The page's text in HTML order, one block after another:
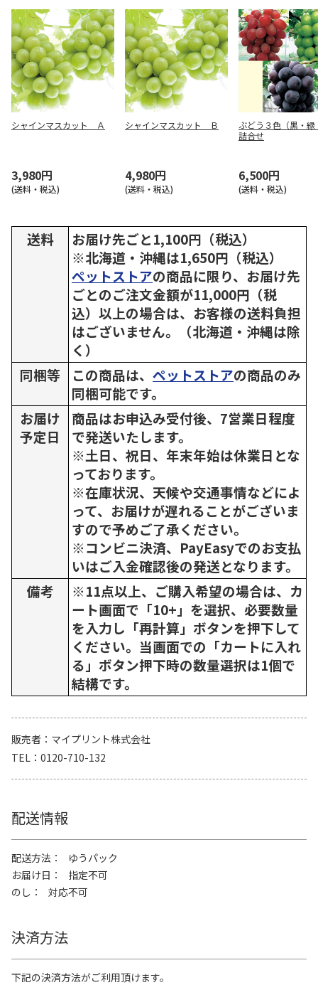
シャインマスカット Ａ
3,980円
(送料・税込)
シャインマスカット Ｂ
4,980円
(送料・税込)
ぶどう３色（黒・緑
詰合せ
6,500円
(送料・税込)
送料
お届け先ごと1,100円（税込）
※北海道・沖縄は1,650円（税込）
ペットストアの商品に限り、お届け先
ごとのご注文金額が11,000円（税
込）以上の場合は、お客様の送料負担
はございません。（北海道・沖縄は除
く）
同梱等
この商品は、 ペットストアの商品のみ
同梱可能です。
お届け
予定日
商品はお申込み受付後、7営業日程度
で発送いたします。
※土日、祝日、年末年始は休業日とな
っております。
※在庫状況、天候や交通事情などによ
って、お届けが遅れることがございま
すので予めご了承ください。
※コンビニ決済、PayEasyでのお支払
いはご入金確認後の発送となります。
備考
※11点以上、ご購入希望の場合は、カ
ート画面で「10+」を選択、必要数量
を入力し「再計算」ボタンを押下して
ください。当画面での「カートに入れ
る」ボタン押下時の数量選択は1個で
結構です。
販売者
マイプリント株式会社
TEL
0120-710-132
配送情報
配送方法
ゆうパック
お届け日
指定不可
のし
対応不可
決済方法
下記の決済方法がご利用頂けます。